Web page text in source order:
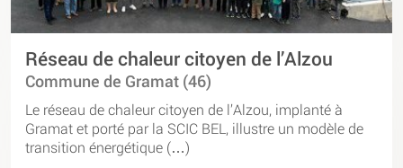
Réseau de chaleur citoyen de l’Alzou
Commune de Gramat (46)
Le réseau de chaleur citoyen de l’Alzou, implanté à
Gramat et porté par la SCIC BEL, illustre un modèle de
transition énergétique (…)